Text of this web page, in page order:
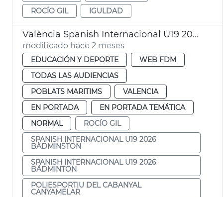
ROCÍO GIL
IGULDAD
València Spanish Internacional U19 2026 Bàdminton
modificado hace 2 meses
EDUCACIÓN Y DEPORTE
WEB FDM
TODAS LAS AUDIENCIAS
POBLATS MARITIMS
VALENCIA
EN PORTADA
EN PORTADA TEMÁTICA
NORMAL
ROCÍO GIL
SPANISH INTERNACIONAL U19 2026
BÀDMINSTON
SPANISH INTERNACIONAL U19 2026
BÁDMINTON
POLIESPORTIU DEL CABANYAL
CANYAMELAR